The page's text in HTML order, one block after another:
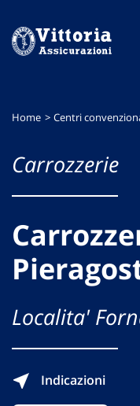
menu
contenuto
footer
Home Centri
Carrozzerie
Localita'
Indicazioni